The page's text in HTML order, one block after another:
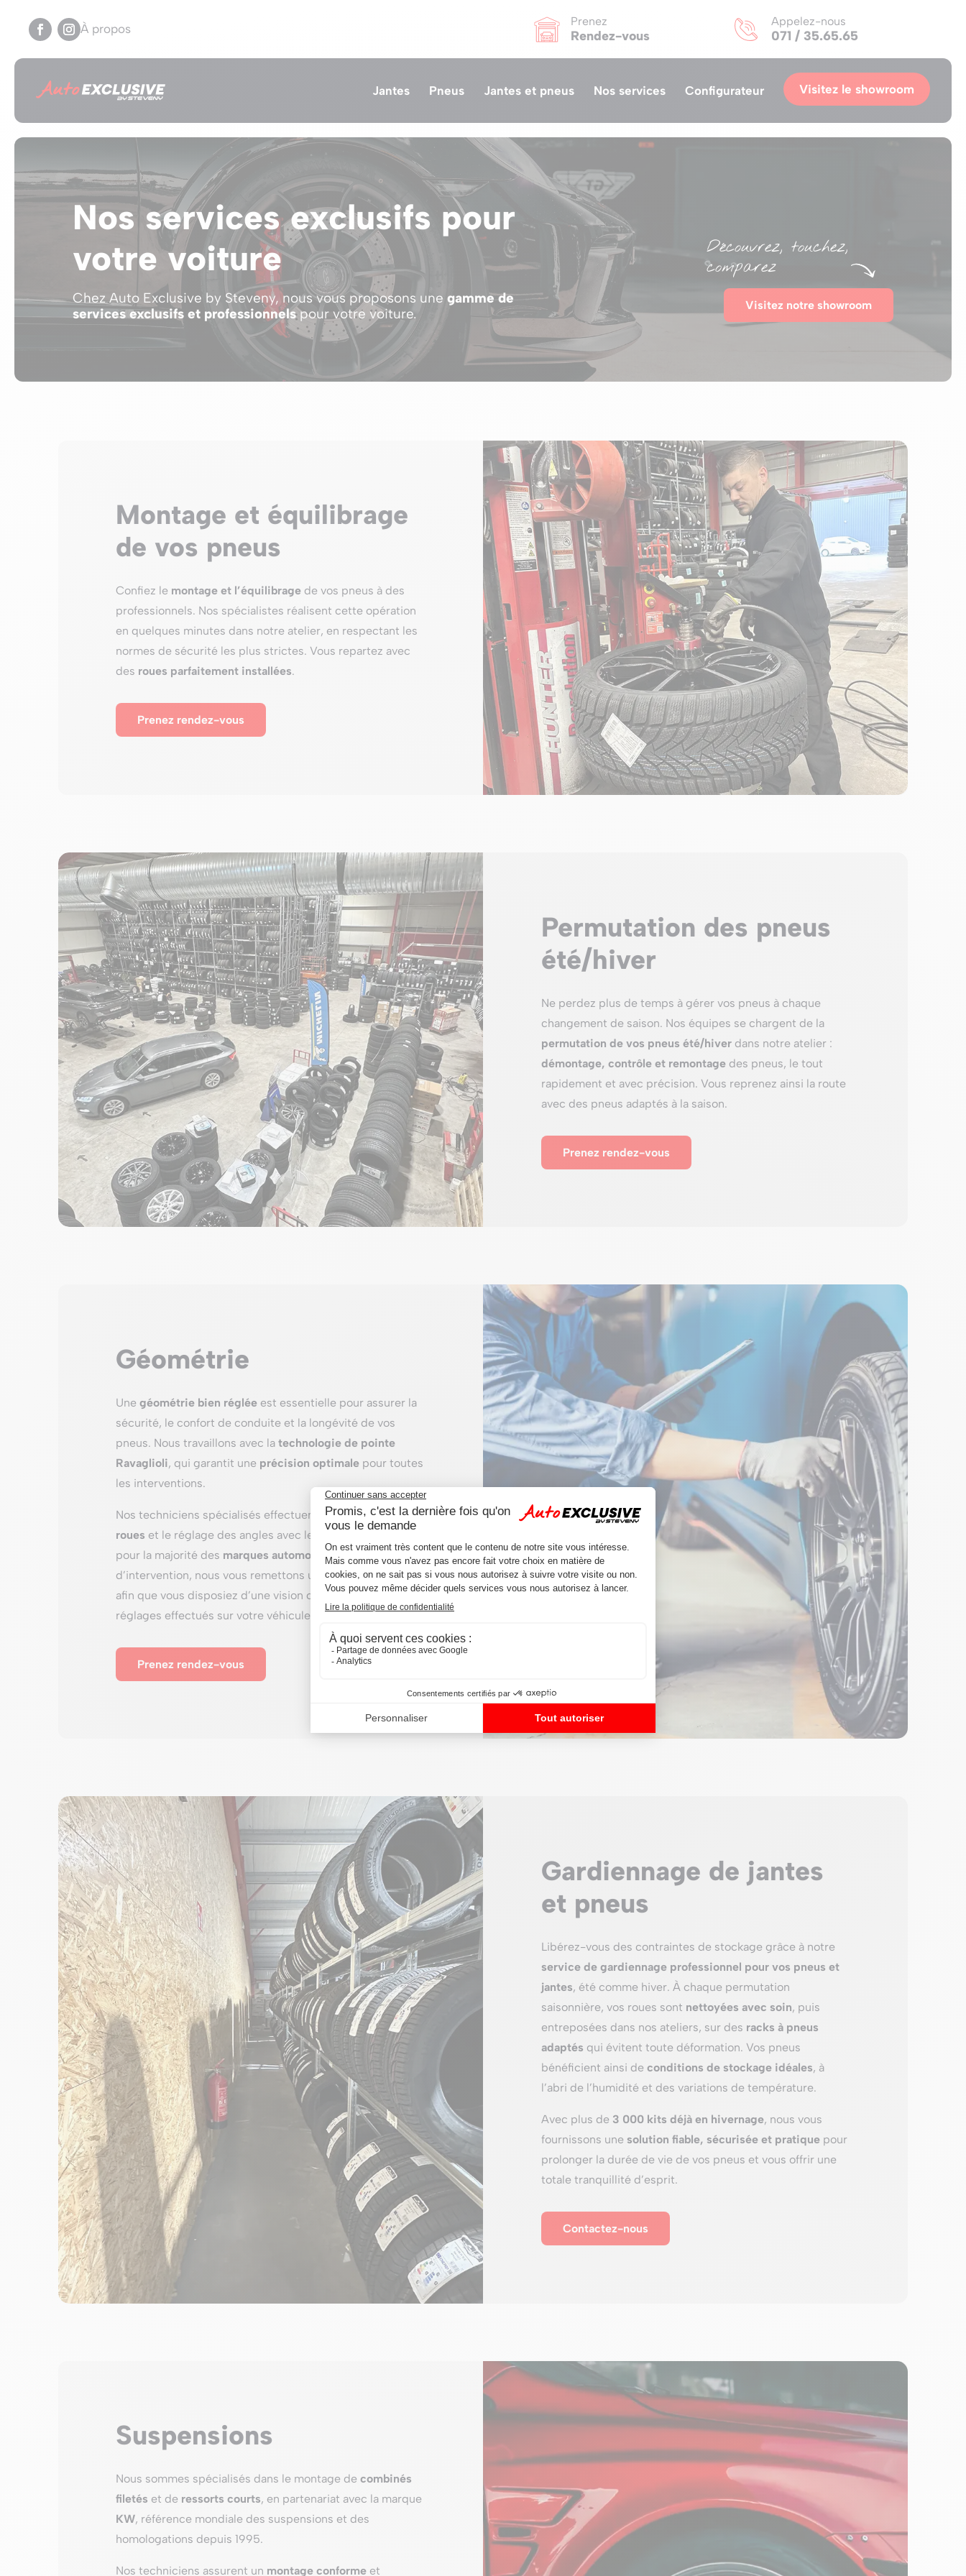
À propos
Prenez
Rendez-vous
Appelez-nous
071 / 35.65.65
Jantes Pneus Jantes et pneus Nos services Configurateur Visitez le showroom
Nos services exclusifs pour
votre voiture
Chez Auto Exclusive by Steveny, nous vous proposons une gamme de
services exclusifs et professionnelspour votre voiture.
Découvrez, touchez,
comparez
Visitez notre showroom
Montage et équilibrage
de vos pneus
Confiez le montage et l’équilibrage de vos pneus à des
professionnels. Nos spécialistes réalisent cette opération
en quelques minutes dans notre atelier, en respectant les
normes de sécurité les plus strictes. Vous repartez avec
des roues parfaitement installées.
Prenez rendez-vous
Permutation des pneus
été/hiver
Ne perdez plus de temps à gérer vos pneus à chaque
changement de saison. Nos équipes se chargent de la
permutation de vos pneus été/hiver dans notre atelier :
démontage, contrôle et remontagedes pneus, le tout
rapidement et avec précision. Vous reprenez ainsi la route
avec des pneus adaptés à la saison.
Prenez rendez-vous
Géométrie
Unegéométrie bien réglée est essentielle pour assurer la
sécurité, le confort de conduite et la longévité de vos
pneus. Nous travaillons avec latechnologie de pointe
Ravaglioli, qui garantit une précision optimale pour toutes
les interventions.
Nos techniciens spécialisés effectuent l’alignement des
roues et le réglage des angles avec le plus grand soin,
pour la majorité des marques automobiles. En fin
d’intervention, nous vous remettons un rapport détaillé ,
afin que vous disposiez d’une vision claire et complète des
réglages effectués sur votre véhicule.
Prenez rendez-vous
Gardiennage de jantes
et pneus
Libérez-vous des contraintes de stockage grâce à notre
service de gardiennage professionnel pour vos pneus et
jantes, été comme hiver. À chaque permutation
saisonnière, vos roues sont nettoyées avec soin, puis
entreposées dans nos ateliers, sur des racks à pneus
adaptés qui évitent toute déformation. Vos pneus
bénéficient ainsi de conditions de stockage idéales, à
l’abri de l’humidité et des variations de température.
Avec plus de 3 000 kits déjà en hivernage, nous vous
fournissons une solution fiable, sécurisée et pratiquepour
prolonger la durée de vie de vos pneus et vous offrir une
totale tranquillité d’esprit.
Contactez-nous
Suspensions
Nous sommes spécialisés dans le montage decombinés
filetés et de ressorts courts, en partenariat avec la marque
KW, référence mondiale des suspensions et des
homologations depuis 1995.
Nos techniciens assurent un montage conforme et